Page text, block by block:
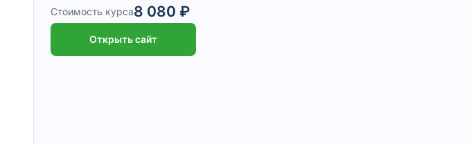
Стоимость курса8 080 ₽
Открыть сайт